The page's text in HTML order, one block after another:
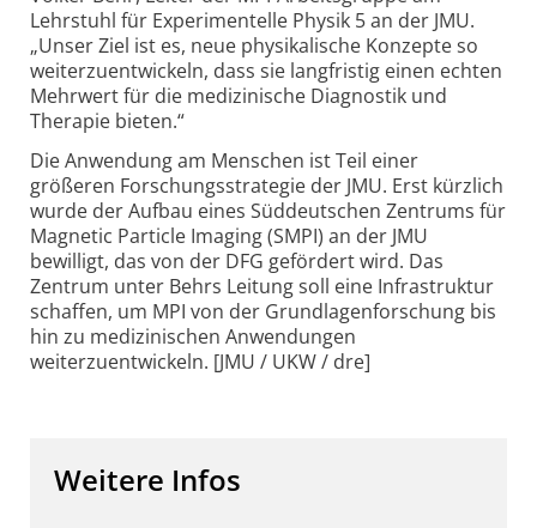
Lehrstuhl für Experimentelle Physik 5 an der JMU.
„Unser Ziel ist es, neue physikalische Konzepte so
weiterzuentwickeln, dass sie langfristig einen echten
Mehrwert für die medizinische Diagnostik und
Therapie bieten.“
Die Anwendung am Menschen ist Teil einer
größeren Forschungsstrategie der JMU. Erst kürzlich
wurde der Aufbau eines Süddeutschen Zentrums für
Magnetic Particle Imaging (SMPI) an der JMU
bewilligt, das von der DFG gefördert wird. Das
Zentrum unter Behrs Leitung soll eine Infrastruktur
schaffen, um MPI von der Grundlagenforschung bis
hin zu medizinischen Anwendungen
weiterzuentwickeln. [JMU / UKW / dre]
Weitere Infos